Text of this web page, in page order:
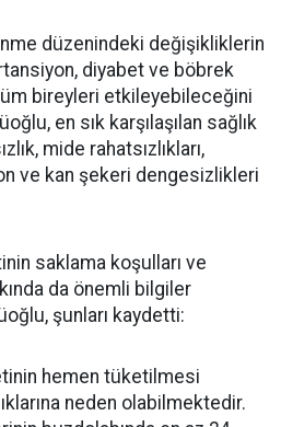
düzenindeki değişikliklerin
diyabet ve böbrek
bireyleri etkileyebileceğini
en sık karşılaşılan sağlık
mide rahatsızlıkları,
ve kan şekeri dengesizlikleri
saklama koşulları ve
da önemli bilgiler
şunları kaydetti:
hemen tüketilmesi
neden olabilmektedir.